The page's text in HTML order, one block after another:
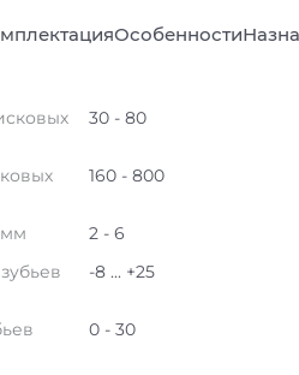
Особенности
30 - 80
160 - 800
2 - 6
-8 ... +25
0 - 30